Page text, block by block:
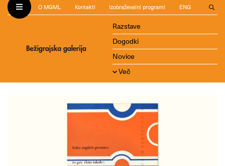
O MGML Kontakti Izobraževalni programi ENG
Razstave
Dogodki
Novice
Več